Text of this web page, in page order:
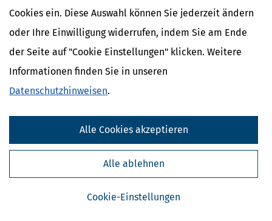
Cookies ein. Diese Auswahl können Sie jederzeit ändern
oder Ihre Einwilligung widerrufen, indem Sie am Ende
der Seite auf "Cookie Einstellungen" klicken. Weitere
Informationen finden Sie in unseren
Datenschutzhinweisen.
Cookie-Einstellungen
Alle ablehnen
Alle Cookies akzeptieren
Kostenlose Steuertipps & News
Steuertipps Selbstständige
Geldtipps
Ja, ich möchte die kostenlosen Newsletter
Abbestellung des Newsletters widerrufen.